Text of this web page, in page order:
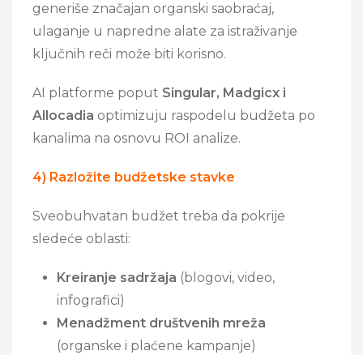
generiše značajan organski saobraćaj,
ulaganje u napredne alate za istraživanje
ključnih reči može biti korisno.
AI platforme poput Singular, Madgicx i
Allocadia optimizuju raspodelu budžeta po
kanalima na osnovu ROI analize.
4) Razložite budžetske stavke
Sveobuhvatan budžet treba da pokrije
sledeće oblasti:
Kreiranje sadržaja (blogovi, video,
infografici)
Menadžment društvenih mreža
(organske i plaćene kampanje)